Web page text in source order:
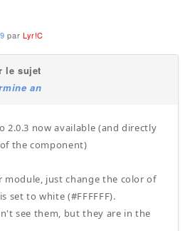
par Lyr!C
le sujet
an
2.0.3 now available (and directly
the component)
just change the color of
set to white (#FFFFFF).
see them, but they are in the